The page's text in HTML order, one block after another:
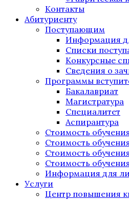
Контакты
Абитуриенту
Поступающим
Информация
Списки
Конкурсные
Сведения о
Программы
Бакалавриат
Магистратура
Специалитет
Аспирантура
Стоимость
Стоимость
Стоимость
Стоимость
Информация для
Услуги
Центр повышения